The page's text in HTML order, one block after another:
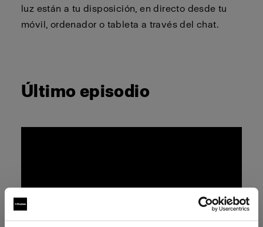
luz están a tu disposición, en directo desde tu
móvil, ordenador o tableta a través del chat.
Último episodio